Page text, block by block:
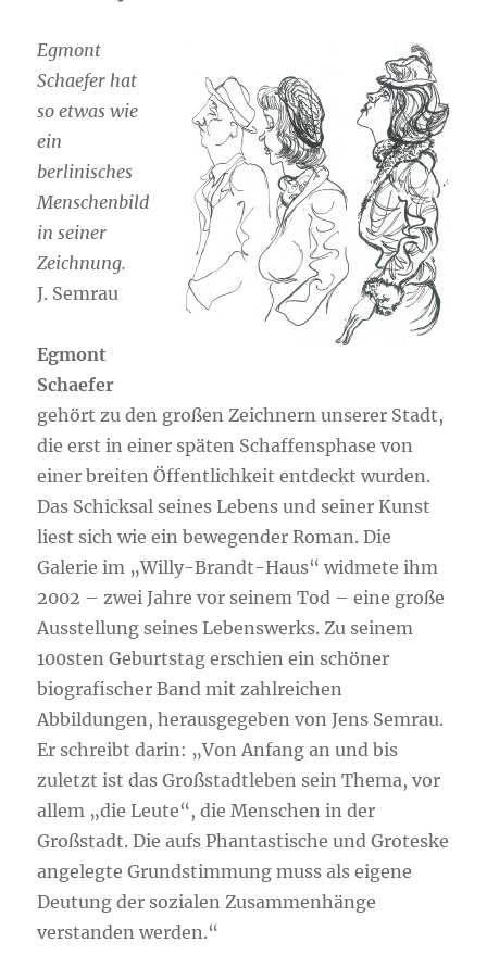
Egmont
Schaefer hat
so etwas wie
ein
berlinisches
Menschenbild
in seiner
Zeichnung.
J. Semrau
Egmont
Schaefer
gehört zu den großen Zeichnern unserer Stadt,
die erst in einer späten Schaffensphase von
einer breiten Öffentlichkeit entdeckt wurden.
Das Schicksal seines Lebens und seiner Kunst
liest sich wie ein bewegender Roman. Die
Galerie im „Willy-Brandt-Haus“ widmete ihm
2002 – zwei Jahre vor seinem Tod – eine große
Ausstellung seines Lebenswerks. Zu seinem
100sten Geburtstag erschien ein schöner
biografischer Band mit zahlreichen
Abbildungen, herausgegeben von Jens Semrau.
Er schreibt darin: „Von Anfang an und bis
zuletzt ist das Großstadtleben sein Thema, vor
allem „die Leute“, die Menschen in der
Großstadt. Die aufs Phantastische und Groteske
angelegte Grundstimmung muss als eigene
Deutung der sozialen Zusammenhänge
verstanden werden.“